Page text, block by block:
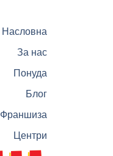
Насловна
За нас
Понуда
Блог
Франшиза
Центри